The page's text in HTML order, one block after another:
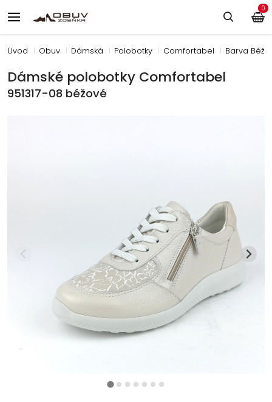
Úvod Obuv Dámská Polobotky Comfortabel Barva
Dámské polobotky Comfortabel
951317-08 béžové
0